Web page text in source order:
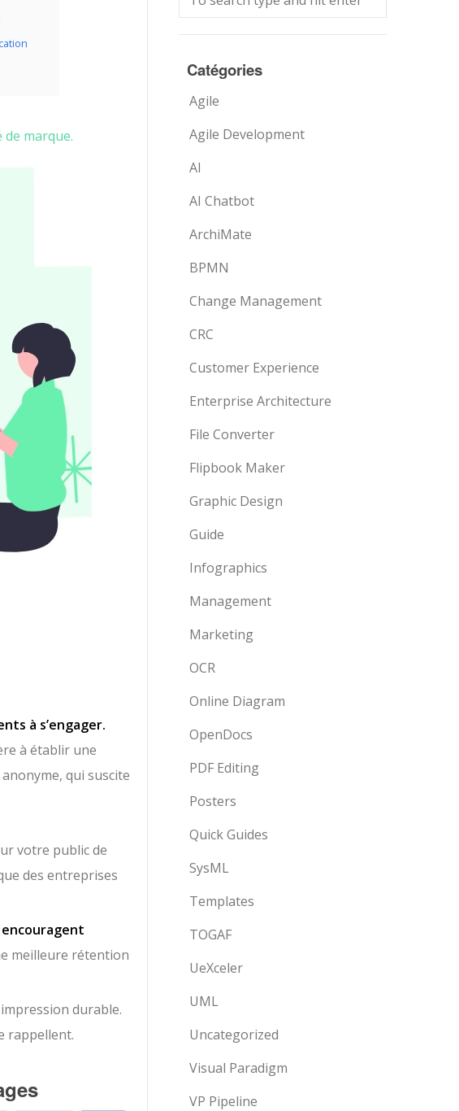
de marque.
à s’engager.
à établir une
qui suscite
votre public de
des entreprises
meilleure rétention
durable.
rappellent.
Catégories
Agile
Agile Development
AI
AI Chatbot
ArchiMate
BPMN
Change Management
CRC
Customer Experience
Enterprise Architecture
File Converter
Flipbook Maker
Graphic Design
Guide
Infographics
Management
Marketing
OCR
Online Diagram
OpenDocs
PDF Editing
Posters
Quick Guides
SysML
Templates
TOGAF
UeXceler
UML
Uncategorized
Visual Paradigm
VP Pipeline